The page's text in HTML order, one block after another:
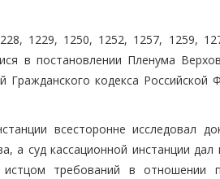
1229, 1250, 1252, 1257, 1259,
в постановлении Пленума
кодекса Российской
всесторонне исследовал
а суд кассационной инстанции
требований в отношении